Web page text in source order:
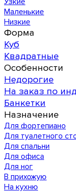
Маленькие
Низкие
Форма
Куб
Квадратные
Особенности
Недорогие
На заказ по
Банкетки
Назначение
Для фортепиано
Для туалетного
Для спальни
Для офиса
Для ног
В прихожую
На кухню